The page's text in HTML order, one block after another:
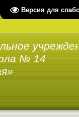
Версия для
№ 14